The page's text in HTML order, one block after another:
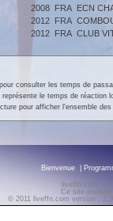
2008 FRA ECN
2012 FRA
2012 FRA CLUB
consulter les temps de
représente le temps de réaction
pour afficher l'ensemble
Bienvenue
liveffn.com est
Ce site
© 2011 liveffn.com version :